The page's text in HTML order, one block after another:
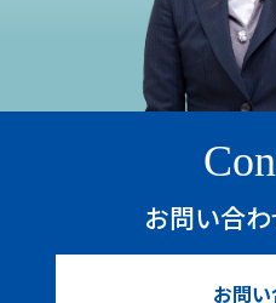
お問い合
お問